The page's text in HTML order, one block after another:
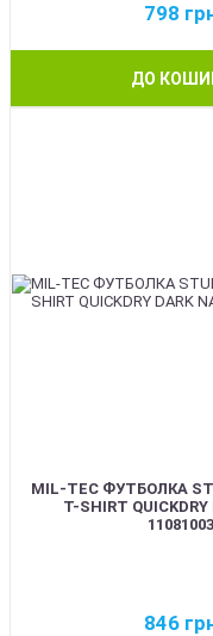
798
ДО
MIL-TEC ФУТБОЛКА
T-SHIRT QUICKDRY
11081003
846